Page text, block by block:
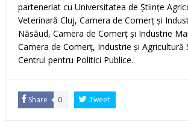
parteneriat cu Universitatea de Științe
Veterinară Cluj, Camera de Comerț și
Năsăud, Camera de Comerț și Industrie
Camera de Comerț, Industrie și Agricultură
Centrul pentru Politici Publice.
Share 0 Tweet